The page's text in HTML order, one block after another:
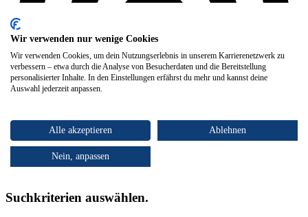
Suchkriterien auswählen.
Wir verwenden nur wenige Cookies
Wir verwenden Cookies, um dein Nutzungserlebnis in unserem Karrierenetzwerk zu
verbessern – etwa durch die Analyse von Besucherdaten und die Bereitstellung
personalisierter Inhalte. In den Einstellungen erfährst du mehr und kannst deine
Auswahl jederzeit anpassen.
Alle akzeptieren Ablehnen
Nein, anpassen